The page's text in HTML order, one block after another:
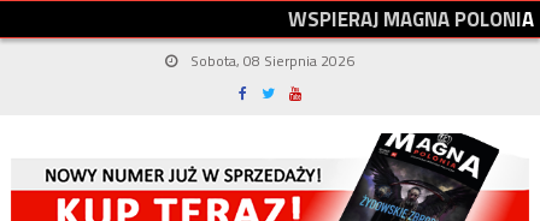
WSPIERAJMAGNAPOLONIA
Sobota, 08 Sierpnia 2026